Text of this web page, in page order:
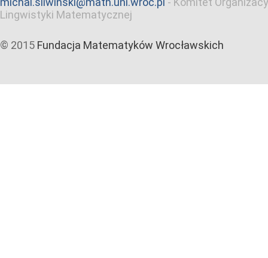
Lingwistyki Matematycznej
© 2015 Fundacja Matematyków Wrocławskich